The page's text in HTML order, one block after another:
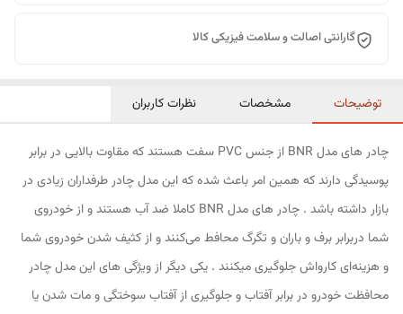
گارانتی اصالت و سلامت فیزیکی کالا
توضیحات مشخصات نظرات کاربران
چادر های مدل BNR از جنس PVC سفت هستند که مقاوت بالایی در برابر
پوسیدگی دارند که همین امر باعث شده که این مدل چادر طرفداران زیادی در
بازار داشته باشد . چادر های مدل BNR کاملا ضد آب هستند و از خودروی
شما دربرابر برف و باران و تگرگ محافط می‌کنند و از کثیف شدن خودروی شما
و هزینه‌ای کارواش جلوگیری میکنند . یکی دیگر از ویژگی های این مدل چادر
محافظت خودرو در برابر آفتاب و جلوگیری از آفتاب سوختگی و مات شدن یا